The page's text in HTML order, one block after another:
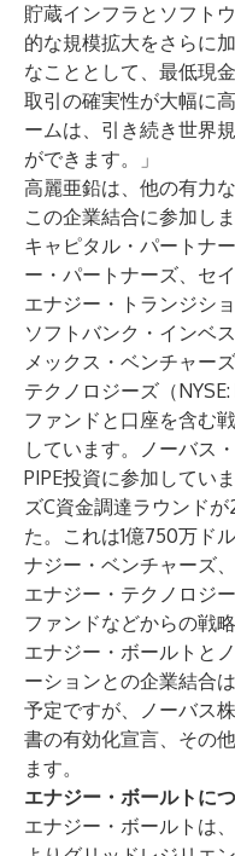
貯蔵インフラとソフト
的な規模拡大をさらに
なこととして、最低現
取引の確実性が大幅に
ームは、引き続き世界
ができます。」
高麗亜鉛は、他の有力
この企業結合に参加し
キャピタル・パートナ
ー・パートナーズ、セ
エナジー・トランジシ
ソフトバンク・インベ
メックス・ベンチャー
テクノロジーズ（
ファンドと口座を含む
しています。ノーバス
PIPE投資に参加してい
ズC資金調達ラウンド
た。これは1億750万ド
ナジー・ベンチャーズ
エナジー・テクノロジ
ファンドなどからの戦
エナジー・ボールトと
ーションとの企業結合
予定ですが、ノーバス
書の有効化宣言、その
ます。
エナジー・ボールトに
エナジー・ボールトは